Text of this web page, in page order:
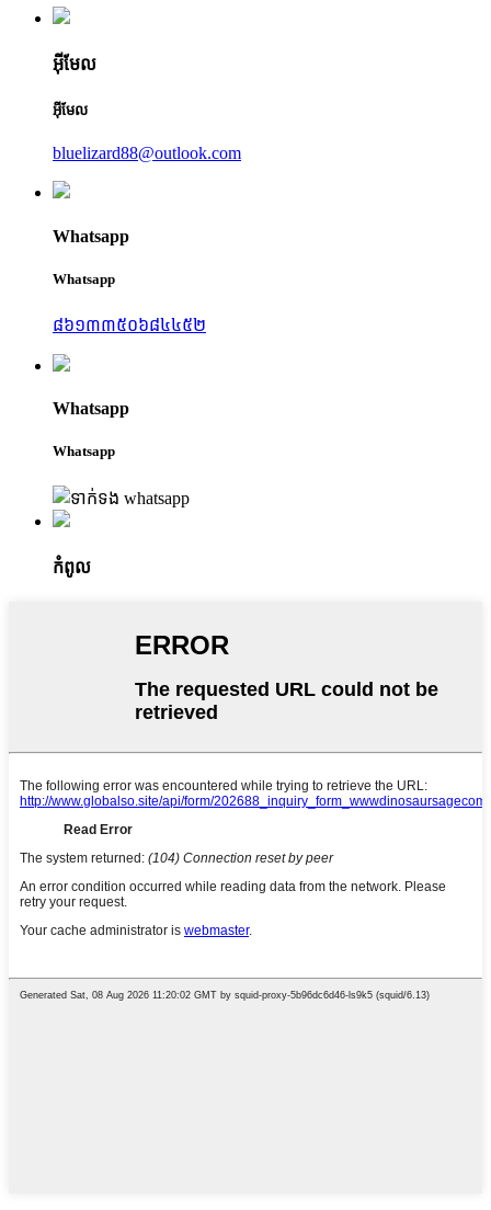
អ៊ីមែល
អ៊ីមែល
bluelizard88@outlook.com
Whatsapp
Whatsapp
៨៦១៣៣៥០៦៨៤៤៥២
Whatsapp
Whatsapp
កំពូល